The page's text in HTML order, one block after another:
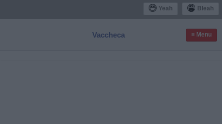
Yeah Bleah
Vaccheca ≡ Menu